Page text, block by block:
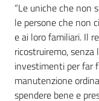
“Le uniche che non
le persone che non
e ai loro familiari. Il
ricostruiremo,
investimenti per far
manutenzione
spendere bene e